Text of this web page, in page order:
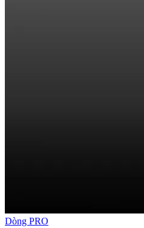
Dòng PRO